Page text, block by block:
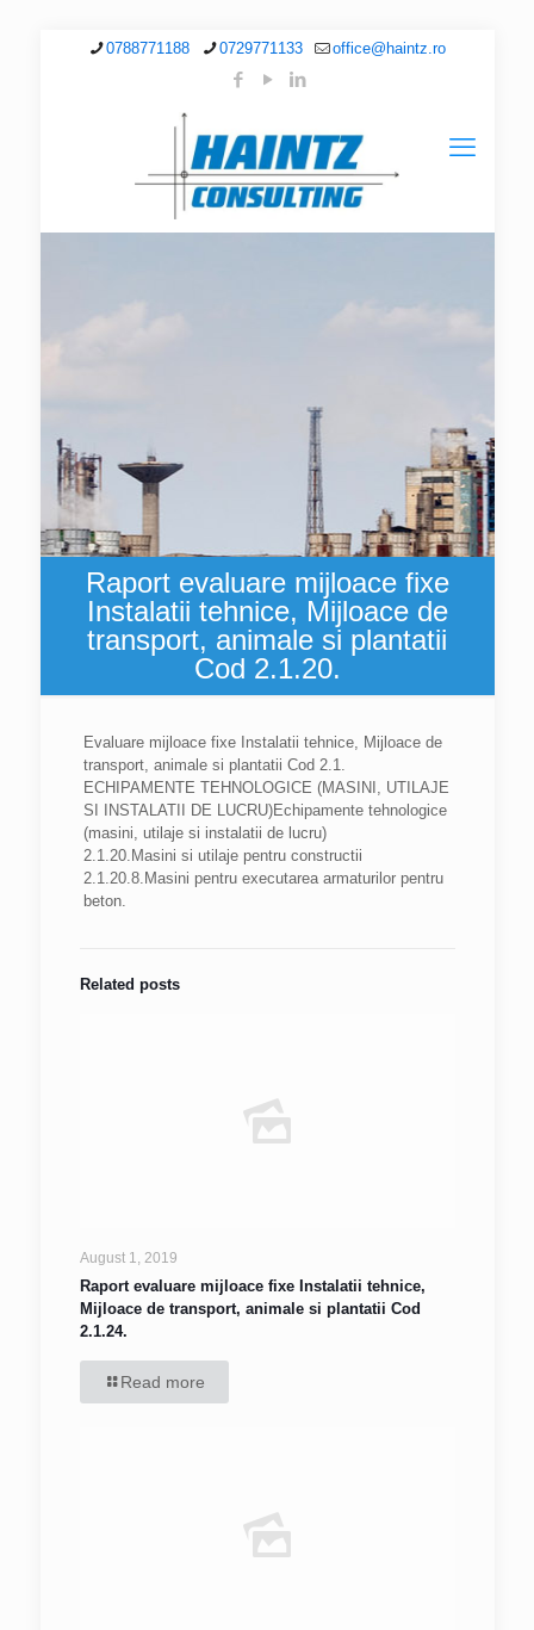
0788771188 0729771133 office@haintz.ro
Raport evaluare mijloace fixe
Instalatii tehnice, Mijloace de
transport, animale si plantatii
Cod 2.1.20.
Evaluare mijloace fixe Instalatii tehnice, Mijloace de
transport, animale si plantatii Cod 2.1.
ECHIPAMENTE TEHNOLOGICE (MASINI, UTILAJE
SI INSTALATII DE LUCRU)Echipamente tehnologice
(masini, utilaje si instalatii de lucru)
2.1.20.Masini si utilaje pentru constructii
2.1.20.8.Masini pentru executarea armaturilor pentru
beton.
Related posts
August 1, 2019
Raport evaluare mijloace fixe Instalatii tehnice,
Mijloace de transport, animale si plantatii Cod
2.1.24.
Read more